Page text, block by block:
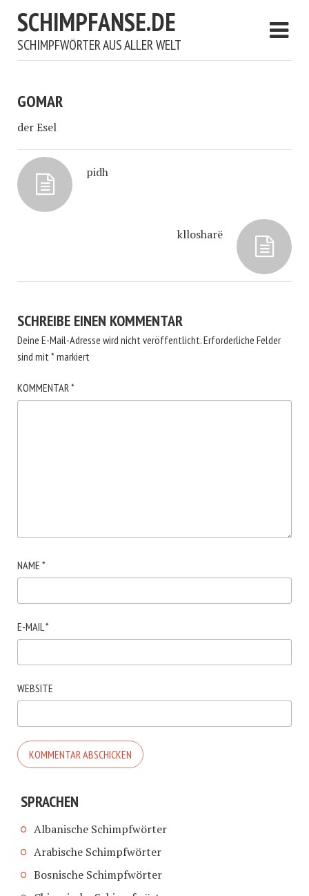
SCHIMPFANSE.DE
SCHIMPFWÖRTER AUS ALLER WELT
GOMAR
der Esel
pidh
kllosharë
SCHREIBE EINEN KOMMENTAR
Deine E-Mail-Adresse wird nicht veröffentlicht.Erforderliche Felder
sind mit*markiert
KOMMENTAR*
NAME *
E-MAIL*
WEBSITE
SPRACHEN
Albanische Schimpfwörter
Arabische Schimpfwörter
Bosnische Schimpfwörter